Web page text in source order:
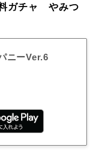
ガチャ やみつ
ニーVer.6